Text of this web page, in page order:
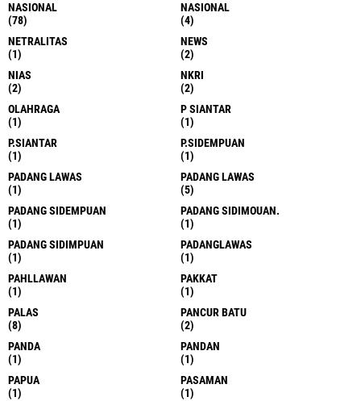
NASIONAL
(78)
NASIONAL
(4)
NETRALITAS
(1)
NEWS
(2)
NIAS
(2)
NKRI
(2)
OLAHRAGA
(1)
P SIANTAR
(1)
P.SIANTAR
(1)
P.SIDEMPUAN
(1)
PADANG LAWAS
(1)
PADANG LAWAS
(5)
PADANG SIDEMPUAN
(1)
PADANG SIDIMOUAN.
(1)
PADANG SIDIMPUAN
(1)
PADANGLAWAS
(1)
PAHLLAWAN
(1)
PAKKAT
(1)
PALAS
(8)
PANCUR BATU
(2)
PANDA
(1)
PANDAN
(1)
PAPUA
(1)
PASAMAN
(1)